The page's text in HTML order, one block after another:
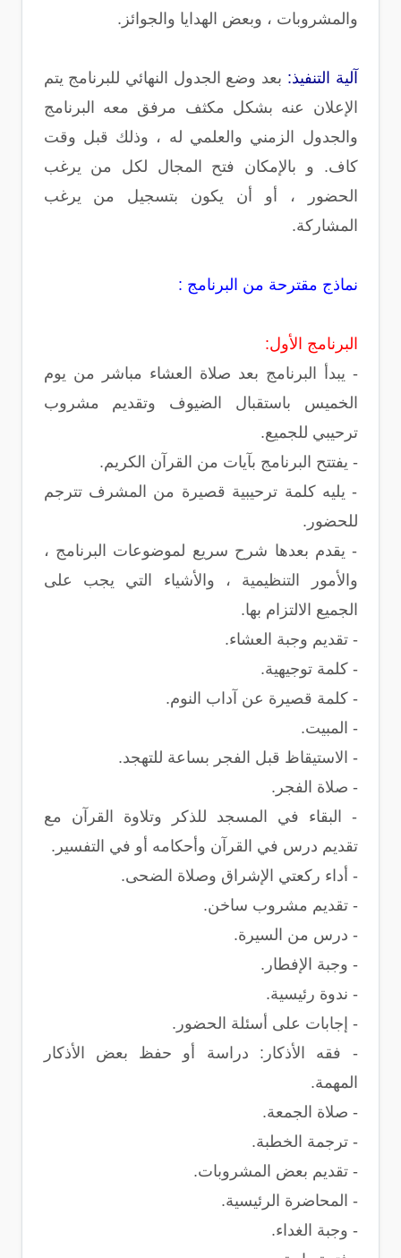
والمشروبات ، وبعض الهدايا والجوائز.
آلية التنفيذ: بعد وضع الجدول النهائي للبرنامج يتم
الإعلان عنه بشكل مكثف مرفق معه البرنامج
والجدول الزمني والعلمي له ، وذلك قبل وقت
كاف. و بالإمكان فتح المجال لكل من يرغب
الحضور ، أو أن يكون بتسجيل من يرغب
المشاركة.
نماذج مقترحة من البرنامج :
البرنامج الأول:
- يبدأ البرنامج بعد صلاة العشاء مباشر من يوم
الخميس باستقبال الضيوف وتقديم مشروب
ترحيبي للجميع.
- يفتتح البرنامج بآيات من القرآن الكريم.
- يليه كلمة ترحيبية قصيرة من المشرف تترجم
للحضور.
- يقدم بعدها شرح سريع لموضوعات البرنامج ،
والأمور التنظيمية ، والأشياء التي يجب على
الجميع الالتزام بها.
- تقديم وجبة العشاء.
- كلمة توجيهية.
- كلمة قصيرة عن آداب النوم.
- المبيت.
- الاستيقاظ قبل الفجر بساعة للتهجد.
- صلاة الفجر.
- البقاء في المسجد للذكر وتلاوة القرآن مع
تقديم درس في القرآن وأحكامه أو في التفسير.
- أداء ركعتي الإشراق وصلاة الضحى.
- تقديم مشروب ساخن.
- درس من السيرة.
- وجبة الإفطار.
- ندوة رئيسية.
- إجابات على أسئلة الحضور.
- فقه الأذكار: دراسة أو حفظ بعض الأذكار
المهمة.
- صلاة الجمعة.
- ترجمة الخطبة.
- تقديم بعض المشروبات.
- المحاضرة الرئيسية.
- وجبة الغداء.